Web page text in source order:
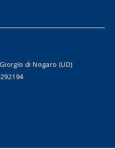
di Nogaro (UD)